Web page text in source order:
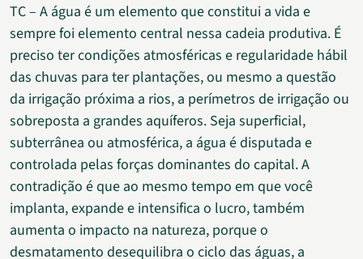
TC – A água é um elemento que constitui a vida e
sempre foi elemento central nessa cadeia produtiva. É
preciso ter condições atmosféricas e regularidade hábil
das chuvas para ter plantações, ou mesmo a questão
da irrigação próxima a rios, a perímetros de irrigação ou
sobreposta a grandes aquíferos. Seja superficial,
subterrânea ou atmosférica, a água é disputada e
controlada pelas forças dominantes do capital. A
contradição é que ao mesmo tempo em que você
implanta, expande e intensifica o lucro, também
aumenta o impacto na natureza, porque o
desmatamento desequilibra o ciclo das águas, a